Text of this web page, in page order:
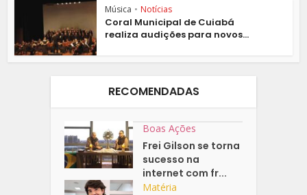
Música • Notícias
Coral Municipal de Cuiabá
realiza audições para novos...
RECOMENDADAS
Boas Ações
Frei Gilson se torna
sucesso na
internet com fr...
Matéria